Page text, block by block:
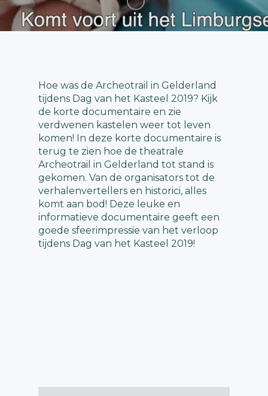
Hoe was de Archeotrail in Gelderland
tijdens Dag van het Kasteel 2019? Kijk
de korte documentaire en zie
verdwenen kastelen weer tot leven
komen! In deze korte documentaire is
terug te zien hoe de theatrale
Archeotrail in Gelderland tot stand is
gekomen. Van de organisators tot de
verhalenvertellers en historici, alles
komt aan bod! Deze leuke en
informatieve documentaire geeft een
goede sfeerimpressie van het verloop
tijdens Dag van het Kasteel 2019!